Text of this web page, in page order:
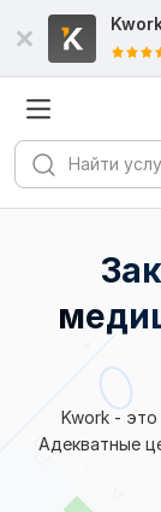
Kwork -
Адекватные